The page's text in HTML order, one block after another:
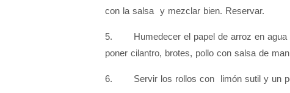
con la salsa y mezclar bien. Reservar.
5. Humedecer el papel de arroz en agua
poner cilantro, brotes, pollo con salsa de
6. Servir los rollos con limón sutil y un